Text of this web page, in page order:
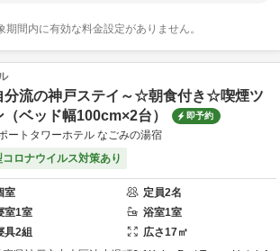
期間内に有効な料金設定がありません。
分流の神戸ステイ～☆朝食付き☆喫煙ツ
（ベッド幅100cm×2台）
即予約
ートタワーホテル なごみの湯宿
コロナウイルス対策あり
室 定員2名
室1室 浴室1室
具2組 広さ17㎡